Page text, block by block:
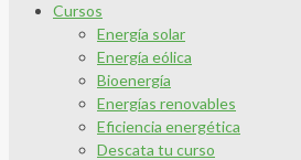
Cursos
Energía solar
Energía eólica
Bioenergía
Energías renovables
Eficiencia energética
Descata tu curso